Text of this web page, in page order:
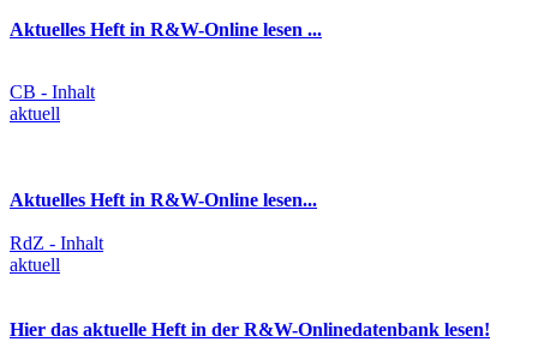
Aktuelles Heft in R&W-Online lesen ...
CB - Inhalt
aktuell
Aktuelles Heft in R&W-Online lesen...
RdZ - Inhalt
aktuell
Hier das aktuelle Heft in der R&W-Onlinedatenbank lesen!